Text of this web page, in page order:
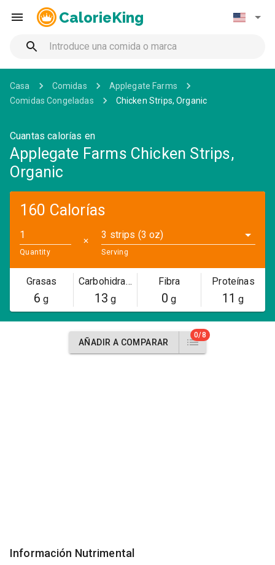
CalorieKing
Casa Comidas
Applegate Farms
Comidas Congeladas
Chicken Strips, Organic
Cuantas calorías en
Applegate Farms Chicken Strips,
Organic
160 Calorías
Quantity
✕
3 strips (3 oz)
Serving
Grasas
6 g
Carbohidratos
13 g
Fibra
0 g
Proteínas
11 g
AÑADIR A COMPARAR
0/8
Información Nutrimental